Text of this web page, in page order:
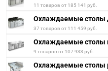
11 товаров от 185 141 руб.
Охлаждаемые столы
37 товаров от 111 459 руб.
Охлаждаемые столы
9 товаров от 107 933 руб.
Охлаждаемые столы